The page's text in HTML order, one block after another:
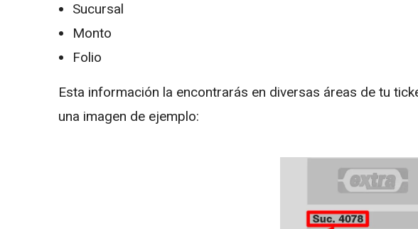
Sucursal
Monto
Folio
Esta información la encontrarás en diversas áreas de tu
una imagen de ejemplo: